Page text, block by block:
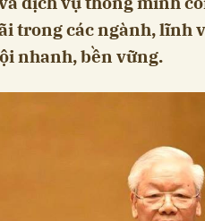
trong các ngành, lĩnh
nhanh, bền vững.